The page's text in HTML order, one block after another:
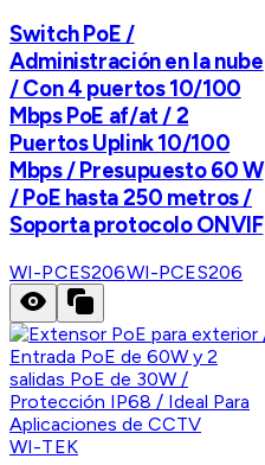
Switch PoE /
Administración en la nube
/ Con 4 puertos 10/100
Mbps PoE af/at / 2
Puertos Uplink 10/100
Mbps / Presupuesto 60 W
/ PoE hasta 250 metros /
Soporta protocolo ONVIF
WI-PCES206WI-PCES206
WI-TEK